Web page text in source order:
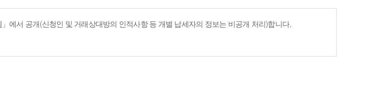
에서 공개(신청인 및 거래상대방의 인적사항 등 개별 납세자의 정보는 비공개 처리)합니다.